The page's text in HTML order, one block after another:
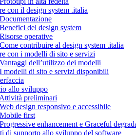
con il design system .italia
del design system
operative
contribuire al design system .italia
con i modelli di sito e servizi
dell’utilizzo dei modelli
modelli di sito e servizi disponibili
allo sviluppo
preliminari
design responsivo e accessibile
first
enhancement e Graceful
di supporto allo sviluppo del software